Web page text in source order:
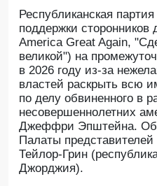
Республиканская
поддержки
America Great Again,
великой") на
в 2026 году из-за
властей раскрыть
по делу обвиненного в
несовершеннолетних
Джеффри Эпштейна. Об
Палаты
Тейлор-Грин
Джорджия).